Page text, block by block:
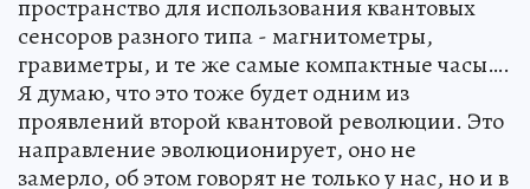
пространство для использования квантовых
сенсоров разного типа - магнитометры,
гравиметры, и те же самые компактные часы….
Я думаю, что это тоже будет одним из
проявлений второй квантовой революции. Это
направление эволюционирует, оно не
замерло, об этом говорят не только у нас, но и в